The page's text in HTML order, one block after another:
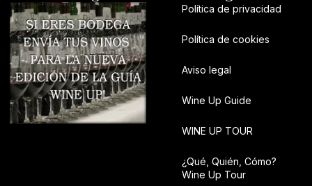
Política de privacidad
Política de cookies
Aviso legal
Wine Up Guide
WINE UP TOUR
¿Qué, Quién, Cómo?
Wine Up Tour